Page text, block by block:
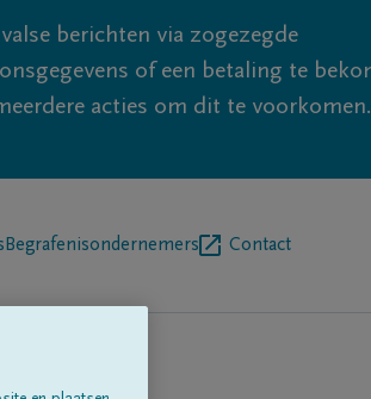
berichten via zogezegde
of een betaling te
acties om dit te voorkomen.
Begrafenisondernemers Contact